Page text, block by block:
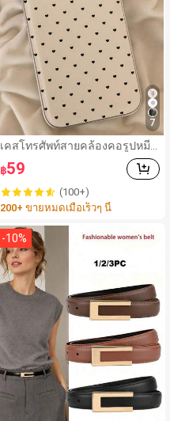
7
เคสโทรศัพท์สายคล้องคอรูปหมีรู
ปหัวใจ สำหรับ 17 Pro Max สไต
ล์มินิมอลเกาหลีสำหรับผู้หญิง ใช้
ได้กับ 16/15/14 Pro เคสแข็งกัน
กระแทกแบบเต็มตัว
฿59
(100+)
200+ ขายหมดเมื่อเร็วๆ นี้
-10%